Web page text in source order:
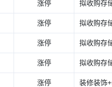
涨停 拟收购存
涨停 拟收购存
涨停 拟收购存
涨停 拟收购存
涨停 装修装饰